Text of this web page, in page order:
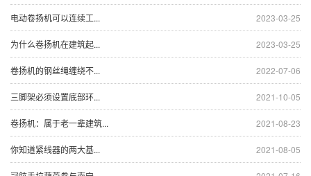
2023-03-25
电动卷扬机可以连续工...
2023-03-25
为什么卷扬机在建筑起...
2022-07-06
卷扬机的钢丝绳缠绕不...
2021-10-05
三脚架必须设置底部环...
2021-08-23
卷扬机：属于老一辈建筑...
2021-08-05
你知道紧线器的两大基...